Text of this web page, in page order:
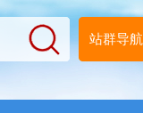
站群导航